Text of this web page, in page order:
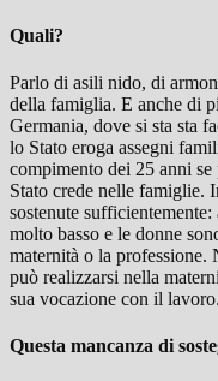
Quali?
Parlo di asili nido, di
della famiglia. E anche di
Germania, dove si sta sta
lo Stato eroga assegni
compimento dei 25 anni
Stato crede nelle famiglie.
sostenute
molto basso e le donne
maternità o la professione.
può realizzarsi nella
sua vocazione con il lavoro.
Questa mancanza di